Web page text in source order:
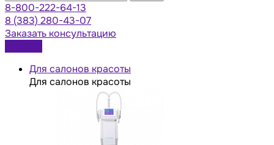
8-800-222-64-13
8 (383) 280-43-07
Заказать консультацию
Для салонов красоты
Для салонов красоты